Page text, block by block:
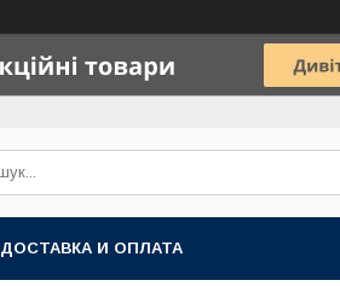
ДОСТАВКА И ОПЛАТА